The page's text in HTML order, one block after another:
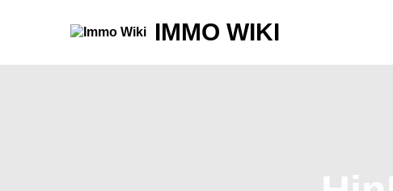
IMMO WIKI